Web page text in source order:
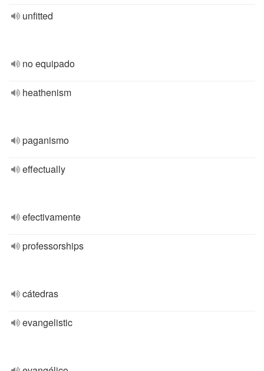
unfitted
no equipado
heathenism
paganismo
effectually
efectivamente
professorships
cátedras
evangelistic